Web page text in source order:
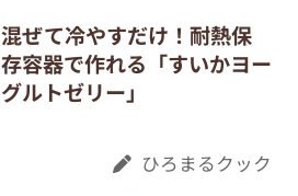
混ぜて冷やすだけ！耐熱保
存容器で作れる「すいかヨー
グルトゼリー」
ひろまるクック